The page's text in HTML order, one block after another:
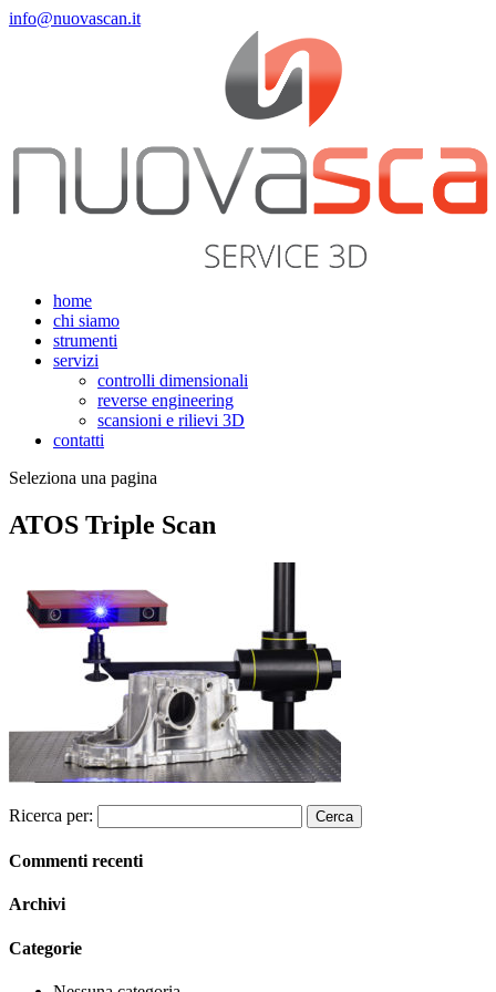
info@nuovascan.it
home
chi siamo
strumenti
servizi
controlli dimensionali
reverse engineering
scansioni e rilievi 3D
contatti
Seleziona una pagina
ATOS Triple Scan
Ricerca per:
Commenti recenti
Archivi
Categorie